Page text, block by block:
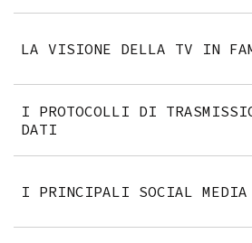
LA VISIONE DELLA TV IN
I PROTOCOLLI DI
DATI
I PRINCIPALI SOCIAL MEDIA